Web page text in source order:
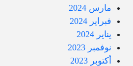
مارس 2024
فبراير 2024
يناير 2024
نوفمبر 2023
أكتوبر 2023